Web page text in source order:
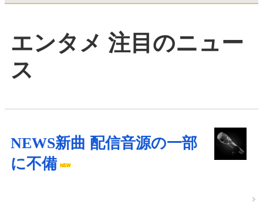
エンタメ 注目のニュー
ス
NEWS新曲 配信音源の一部
に不備